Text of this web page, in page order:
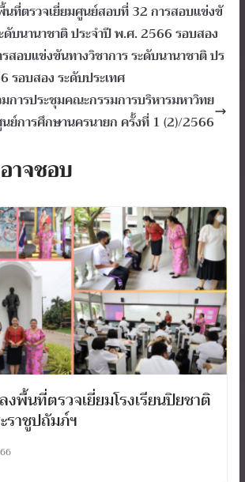
ที่ตรวจเยี่ยมศูนย์สอบที่ 32 การสอบแข่งขั
ดับนานาชาติ ประจำปี พ.ศ. 2566 รอบสอง
สอบแข่งขันทางวิชาการ ระดับนานาชาติ ปร
รอบสอง ระดับประเทศ
การประชุมคณะกรรมการบริหารมหาวิทย
ย์การศึกษานครนายก ครั้งที่ 1 (2)/2566
าจชอบ
พื้นที่ตรวจเยี่ยมโรงเรียนปิยชาติ
าชูปถัมภ์ฯ